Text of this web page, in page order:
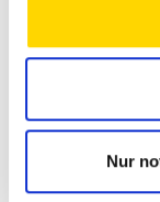
Nur